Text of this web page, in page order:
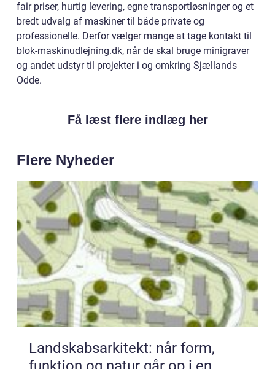
fair priser, hurtig levering, egne transportløsninger og et
bredt udvalg af maskiner til både private og
professionelle. Derfor vælger mange at tage kontakt til
blok-maskinudlejning.dk, når de skal bruge minigraver
og andet udstyr til projekter i og omkring Sjællands
Odde.
Få læst flere indlæg her
Flere Nyheder
Landskabsarkitekt: når form,